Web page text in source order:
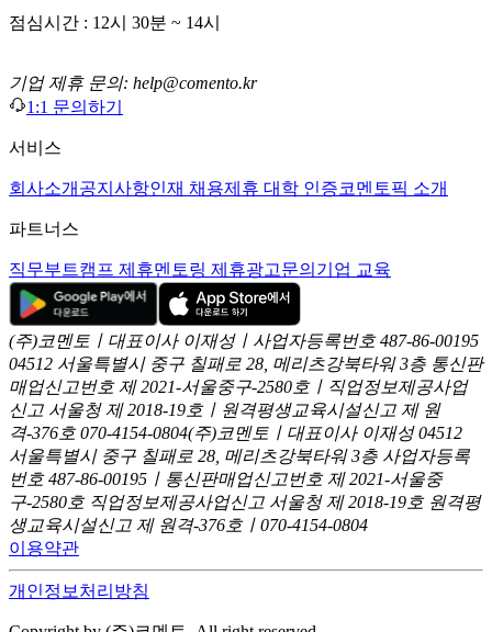
점심시간 : 12시 30분 ~ 14시
기업 제휴 문의: help@comento.kr
1:1 문의하기
서비스
회사소개 공지사항인재 채용제휴 대학 인증코멘토픽 소개
파트너스
직무부트캠프 제휴멘토링 제휴광고문의 기업 교육
(주)코멘토ㅣ대표이사 이재성ㅣ사업자등록번호 487-86-00195
04512 서울특별시 중구 칠패로 28, 메리츠강북타워 3층 통신판
매업신고번호 제 2021-서울중구-2580호ㅣ직업정보제공사업
신고 서울청 제 2018-19호ㅣ원격평생교육시설신고 제 원
격-376호 070-4154-0804(주)코멘토ㅣ대표이사 이재성 04512
서울특별시 중구 칠패로 28, 메리츠강북타워 3층 사업자등록
번호 487-86-00195ㅣ통신판매업신고번호 제 2021-서울중
구-2580호 직업정보제공사업신고 서울청 제 2018-19호 원격평
생교육시설신고 제 원격-376호ㅣ070-4154-0804
이용약관
개인정보처리방침